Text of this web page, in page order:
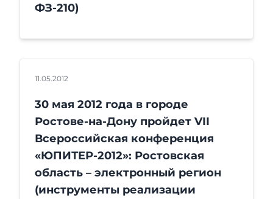
ФЗ-210)
11.05.2012
30 мая 2012 года в городе
Ростове-на-Дону пройдет VII
Всероссийская конференция
«ЮПИТЕР-2012»: Ростовская
область – электронный регион
(инструменты реализации